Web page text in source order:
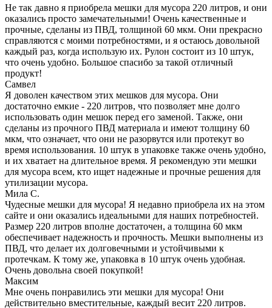
Не так давно я приобрела мешки для мусора 220 литров, и они
оказались просто замечательными! Очень качественные и
прочные, сделаны из ПВД, толщиной 60 мкм. Они прекрасно
справляются с моими потребностями, и я остаюсь довольной
каждый раз, когда использую их. Рулон состоит из 10 штук,
что очень удобно. Большое спасибо за такой отличный
продукт!
Самвел
Я доволен качеством этих мешков для мусора. Они
достаточно емкие - 220 литров, что позволяет мне долго
использовать один мешок перед его заменой. Также, они
сделаны из прочного ПВД материала и имеют толщину 60
мкм, что означает, что они не разорвутся или протекут во
время использования. 10 штук в упаковке также очень удобно,
и их хватает на длительное время. Я рекомендую эти мешки
для мусора всем, кто ищет надежные и прочные решения для
утилизации мусора.
Мила С.
Чудесные мешки для мусора! Я недавно приобрела их на этом
сайте и они оказались идеальными для наших потребностей.
Размер 220 литров вполне достаточен, а толщина 60 мкм
обеспечивает надежность и прочность. Мешки выполнены из
ПВД, что делает их долговечными и устойчивыми к
протечкам. К тому же, упаковка в 10 штук очень удобная.
Очень довольна своей покупкой!
Максим
Мне очень понравились эти мешки для мусора! Они
действительно вместительные, каждый весит 220 литров.